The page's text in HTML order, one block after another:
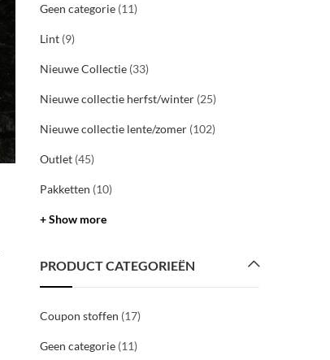
tot 17u. Liefs, x #samentegencorona #shoplocal
Geen categorie (11)
Lint (9)
Nieuwe Collectie (33)
Nieuwe collectie herfst/winter (25)
Nieuwe collectie lente/zomer (102)
Outlet (45)
Pakketten (10)
+ Show more
PRODUCT CATEGORIEËN
Coupon stoffen (17)
Geen categorie (11)